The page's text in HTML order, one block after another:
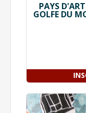
PAYS
GOLFE DU